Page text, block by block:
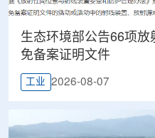
生态环境部公告66项
免备案证明文件
工业 2026-08-07